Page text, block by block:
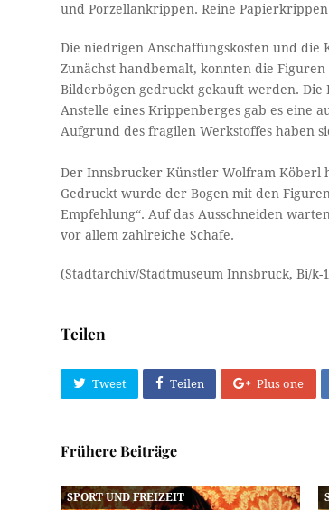
und Porzellankrippen. Reine
Die niedrigen Anschaffungskosten und
Zunächst handbemalt, konnten die
Bilderbögen gedruckt gekauft werden.
Anstelle eines Krippenberges gab es eine
Aufgrund des fragilen Werkstoffes haben
Der Innsbrucker Künstler Wolfram Köberl
Gedruckt wurde der Bogen mit den
Empfehlung“. Auf das Ausschneiden
vor allem zahlreiche Schafe.
(Stadtarchiv/Stadtmuseum Innsbruck, Bi/k-
Teilen
Tweet Teilen Plus one
Frühere Beiträge
SPORT UND FREIZEIT